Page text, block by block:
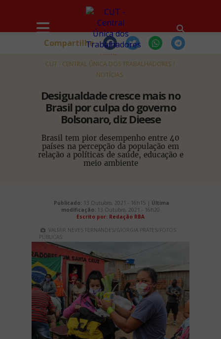
HOME
CUT - CENTRAL ÚNICA DOS TRABALHADORES
NOTÍCIAS
Desigualdade cresce mais no
Brasil por culpa do governo
Bolsonaro, diz Dieese
Brasil tem pior desempenho entre 40
países na percepção da população em
relação a políticas de saúde, educação e
meio ambiente
Compartilhe
Publicado: 13 Outubro, 2021 - 16h15 | Última
modificação: 13 Outubro, 2021 - 16h20
Escrito por: Redação RBA
VALMIR NEVES FERNANDES/GIORGIA PRATES/FOTOS
PÚBLICAS